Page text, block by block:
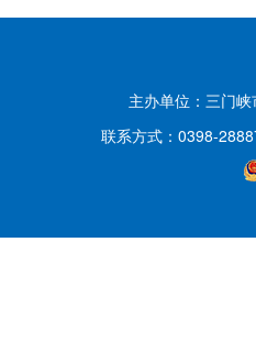
主办单位：三门
联系方式：0398-